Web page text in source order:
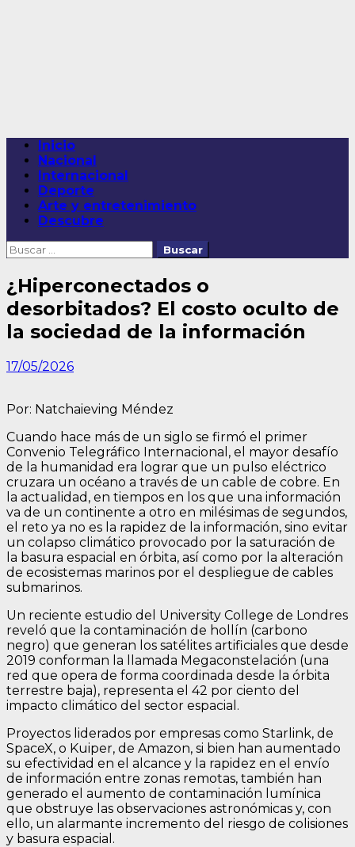
Menú
principal
Inicio
Nacional
Internacional
Deporte
Arte y entretenimiento
Descubre
Buscar:
¿Hiperconectados o
desorbitados? El costo oculto de
la sociedad de la información
17/05/2026
Por: Natchaieving Méndez
Cuando hace más de un siglo se firmó el primer
Convenio Telegráfico Internacional, el mayor desafío
de la humanidad era lograr que un pulso eléctrico
cruzara un océano a través de un cable de cobre. En
la actualidad, en tiempos en los que una información
va de un continente a otro en milésimas de segundos,
el reto ya no es la rapidez de la información, sino evitar
un colapso climático provocado por la saturación de
la basura espacial en órbita, así como por la alteración
de ecosistemas marinos por el despliegue de cables
submarinos.
Un reciente estudio del University College de Londres
reveló que la contaminación de hollín (carbono
negro) que generan los satélites artificiales que desde
2019 conforman la llamada Megaconstelación (una
red que opera de forma coordinada desde la órbita
terrestre baja), representa el 42 por ciento del
impacto climático del sector espacial.
Proyectos liderados por empresas como Starlink, de
SpaceX, o Kuiper, de Amazon, si bien han aumentado
su efectividad en el alcance y la rapidez en el envío
de información entre zonas remotas, también han
generado el aumento de contaminación lumínica
que obstruye las observaciones astronómicas y, con
ello, un alarmante incremento del riesgo de colisiones
y basura espacial.